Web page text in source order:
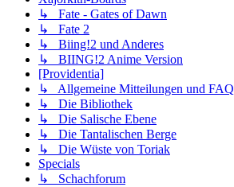
↳ Fate - Gates of Dawn
↳ Fate 2
↳ Biing!2 und Anderes
↳ BIING!2 Anime Version
[Providentia]
↳ Allgemeine Mitteilungen und FAQ
↳ Die Bibliothek
↳ Die Salische Ebene
↳ Die Tantalischen Berge
↳ Die Wüste von Toriak
Specials
↳ Schachforum